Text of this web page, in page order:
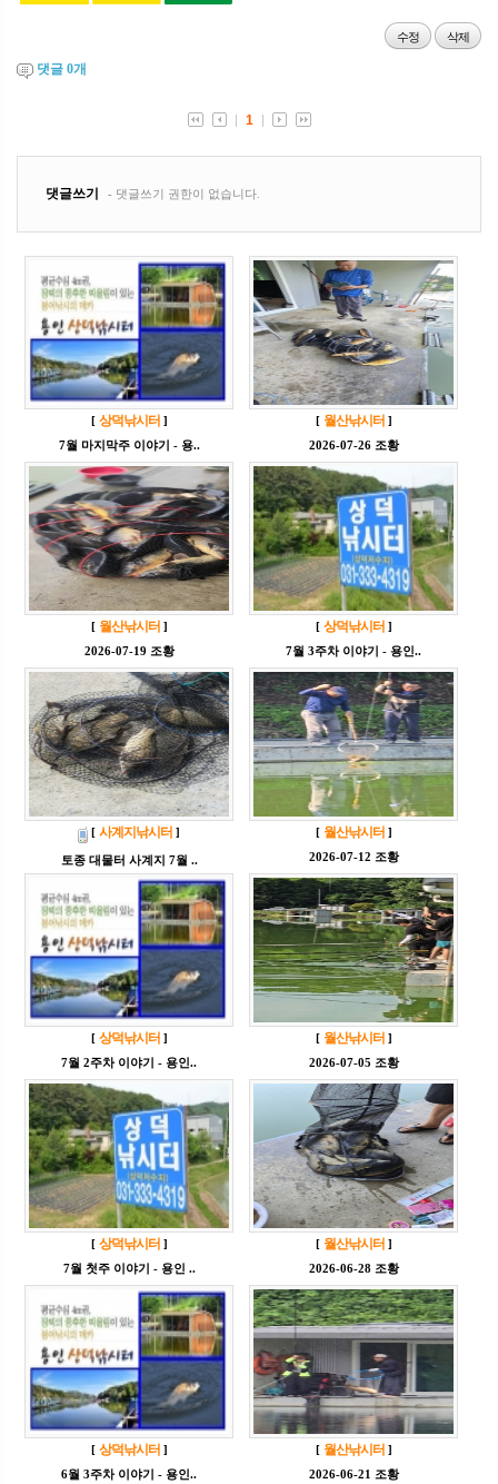
수정 삭제
댓글 0개
[ 상덕낚시터 ]
7월 마지막주 이야기 - 용..
[ 월산낚시터 ]
2026-07-26 조황
[ 월산낚시터 ]
2026-07-19 조황
[ 상덕낚시터 ]
7월 3주차 이야기 - 용인..
[사계지낚시터 ]
토종 대물터 사계지 7월 ..
[ 월산낚시터 ]
2026-07-12 조황
[ 상덕낚시터 ]
7월 2주차 이야기 - 용인..
[ 월산낚시터 ]
2026-07-05 조황
[ 상덕낚시터 ]
7월 첫주 이야기 - 용인 ..
[ 월산낚시터 ]
2026-06-28 조황
[ 상덕낚시터 ]
6월 3주차 이야기 - 용인..
[ 월산낚시터 ]
2026-06-21 조황